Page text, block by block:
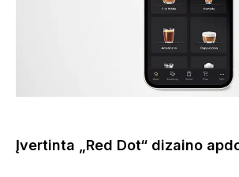
Įvertinta „Red Dot“ dizaino